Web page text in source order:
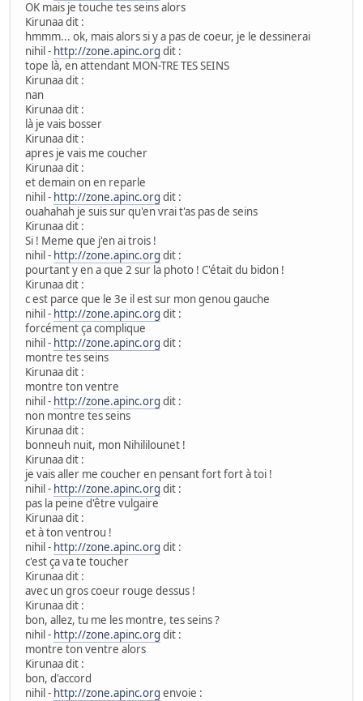
OK mais je touche tes seins alors
Kirunaa dit :
hmmm... ok, mais alors si y a pas de coeur, je le dessinerai
nihil - http://zone.apinc.org dit :
tope là, en attendant MON-TRE TES SEINS
Kirunaa dit :
nan
Kirunaa dit :
là je vais bosser
Kirunaa dit :
apres je vais me coucher
Kirunaa dit :
et demain on en reparle
nihil - http://zone.apinc.org dit :
ouahahah je suis sur qu'en vrai t'as pas de seins
Kirunaa dit :
Si ! Meme que j'en ai trois !
nihil - http://zone.apinc.org dit :
pourtant y en a que 2 sur la photo ! C'était du bidon !
Kirunaa dit :
c est parce que le 3e il est sur mon genou gauche
nihil - http://zone.apinc.org dit :
forcément ça complique
nihil - http://zone.apinc.org dit :
montre tes seins
Kirunaa dit :
montre ton ventre
nihil - http://zone.apinc.org dit :
non montre tes seins
Kirunaa dit :
bonneuh nuit, mon Nihililounet !
Kirunaa dit :
je vais aller me coucher en pensant fort fort à toi !
nihil - http://zone.apinc.org dit :
pas la peine d'être vulgaire
Kirunaa dit :
et à ton ventrou !
nihil - http://zone.apinc.org dit :
c'est ça va te toucher
Kirunaa dit :
avec un gros coeur rouge dessus !
Kirunaa dit :
bon, allez, tu me les montre, tes seins ?
nihil - http://zone.apinc.org dit :
montre ton ventre alors
Kirunaa dit :
bon, d'accord
nihil - http://zone.apinc.org envoie :